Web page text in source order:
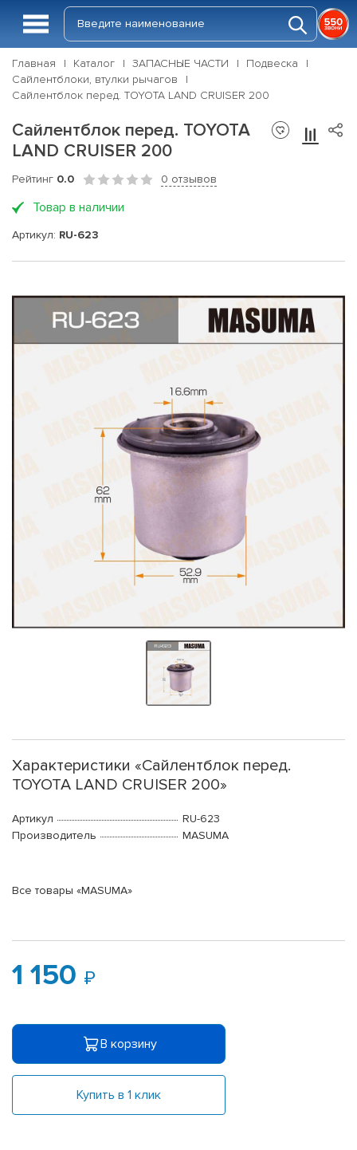
Главная Каталог ЗАПАСНЫЕ ЧАСТИ
Подвеска
Сайлентблоки, втулки рычагов
Сайлентблок перед. TOYOTA LAND CRUISER 200
Сайлентблок перед. TOYOTA
LAND CRUISER 200
Рейтинг 0.0 0 отзывов
Товар в наличии
Артикул: RU-623
Характеристики «Сайлентблок перед.
TOYOTA LAND CRUISER 200»
Артикул
RU-623
Производитель
MASUMA
Все товары «MASUMA»
1 150
В корзину
Купить в 1 клик